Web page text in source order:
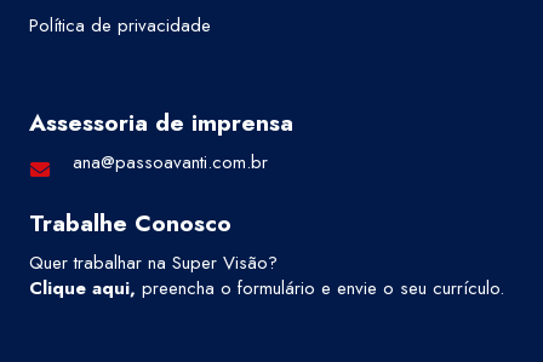
Política de privacidade
Assessoria de imprensa
ana@passoavanti.com.br
Trabalhe Conosco
Quer trabalhar na Super Visão?
Clique aqui, preencha o formulário e envie o seu currículo.